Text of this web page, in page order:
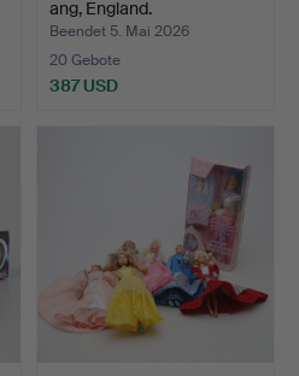
ang, England.
Beendet 5. Mai 2026
20 Gebote
387 USD